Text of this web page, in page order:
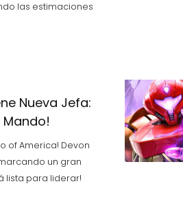
las estimaciones
Nueva Jefa:
of America! Devon
un gran
lista para liderar!